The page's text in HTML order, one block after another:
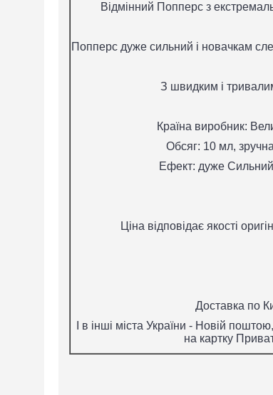
Відмінний Попперс з
Попперс дуже сильний і новачкам
З швидким і
Країна виробник:
Обсяг: 10 мл,
Ефект: дуже Сильний
Ціна відповідає якості
Доставка по
І в інші міста України - Новій
на картку